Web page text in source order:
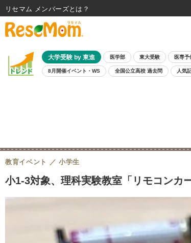
大学受験 by 東進 医学部 東大受験 医専予
8月開催イベント・WS 全国公立高校 過去問 人気
小1-3対象、理科実験教室「リモコンカ
教育イベント 小学生
リセマム メンバーズ